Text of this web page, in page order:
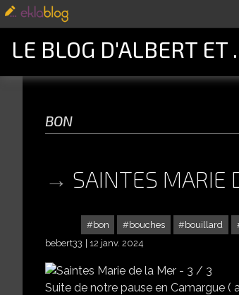
LE BLOG D'ALBERT ET
bon
SAINTES MARIE
bon bouches bouillard
bebert33
12 janv. 2024
Suite de notre pause en Camargue (